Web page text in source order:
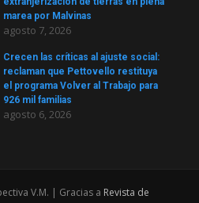
marea por Malvinas
agosto 7, 2026
Crecen las críticas al ajuste social:
reclaman que Pettovello restituya
el programa Volver al Trabajo para
926 mil familias
agosto 6, 2026
V.M. | Gracias a Revista de